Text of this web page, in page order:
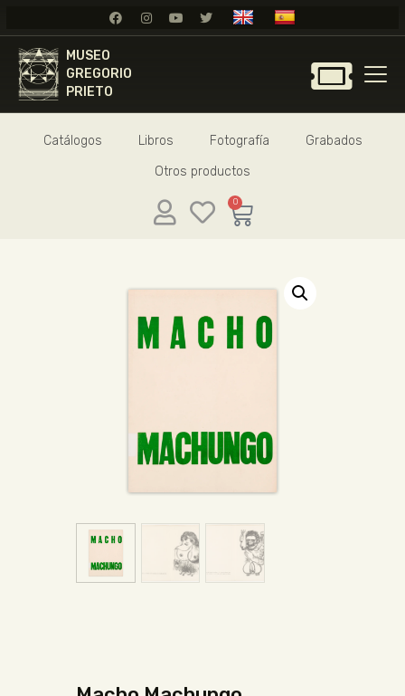
MUSEO
GREGORIO
PRIETO
Catálogos Libros Fotografía
Grabados
Otros productos
0
GREGORIO PRIETO
TIENDA
NOTICIAS